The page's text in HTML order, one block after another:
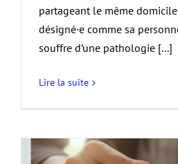
partageant le même domicile
désigné·e comme sa
souffre d’une pathologie [...]
Lire la suite